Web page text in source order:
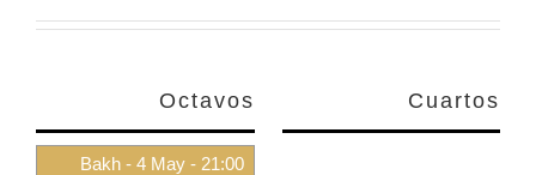
Octavos Cuartos
Bakh - 4 May - 21:00